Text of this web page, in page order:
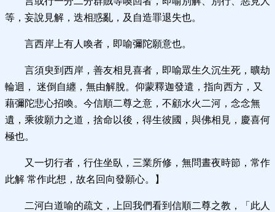
等，妄說見解，迭相惑亂，及自造罪退失也。
言西岸上有人喚者，即喻彌陀願意也。
言須臾到西岸，善友相見喜者，即喻眾生久沉生死，曠劫
輪迴， 迷倒自纏，無由解脫。仰蒙釋迦發遣，指向西方，又
藉彌陀悲心招喚。今信順二尊之意，不顧水火二河，念念無
遺，乘彼願力之道，捨命以後，得生彼國，與佛相見，慶喜何
極也。
又一切行者，行住坐臥，三業所修，無問晝夜時節，常作
此解 常作此想，故名回向發願心。】
二河白道喻的疏文，上回我們看到信順二尊之教，「此人